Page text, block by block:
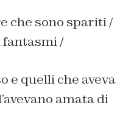
che sono spariti /
fantasmi /
e quelli che aveva
amata di